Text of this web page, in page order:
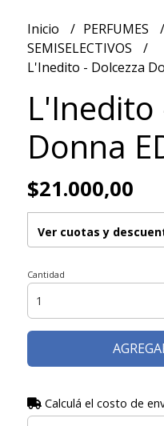
Inicio PERFUMES
SEMISELECTIVOS
L'Inedito - Dolcezza
L'Inedito
Donna
$21.000,00
Ver cuotas y
Cantidad
Calculá el costo de